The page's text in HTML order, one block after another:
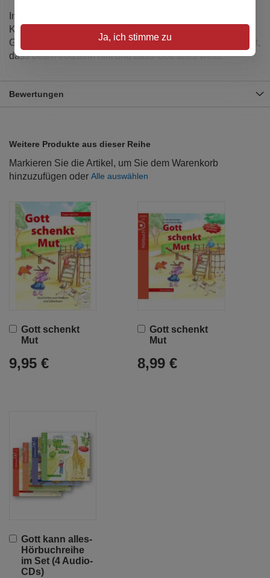
In acht farbig illustrierten Geschichten aus dem
Kinderalltag lernen Kinder im Vorschul- und
Grundschulalter, dass nicht immer alles nach Wunsch läuft,
dass beten trotzdem hilft und dass Gott alles weiß.
Bewertungen
Weitere Produkte aus dieser Reihe
Markieren Sie die Artikel, um Sie dem Warenkorb
hinzuzufügen oder Alle auswählen
Gott schenkt
Mut
9,95 €
In
den
Gott schenkt
Mut
8,99 €
In
den
Gott kann alles-
Hörbuchreihe
im Set (4 Audio-
CDs)
In
den
Warenkorb
Ja, ich stimme zu